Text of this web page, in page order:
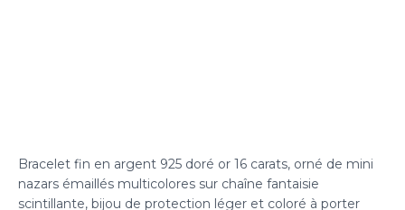
Bracelet fin en argent 925 doré or 16 carats, orné de mini
nazars émaillés multicolores sur chaîne fantaisie
scintillante, bijou de protection léger et coloré à porter